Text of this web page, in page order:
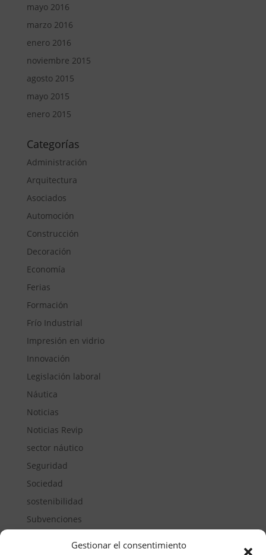
Gestionar el consentimiento
mayo 2016
marzo 2016
enero 2016
noviembre 2015
agosto 2015
mayo 2015
enero 2015
Categorías
Administración
Arquitectura
Asociados
Automoción
Construcción
Decoración
Economía
Ferias
Formación
Frío Industrial
Impresión en vidrio
Innovación
Legislación laboral
Náutica
Noticias
Noticias Revip
sector náutico
Seguridad
Sociedad
sostenibilidad
Subvenciones